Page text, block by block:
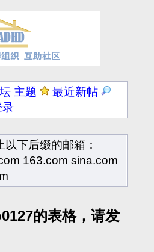
主题
最近新帖
录
以下后缀的邮箱：
163.com sina.com
的表格，请发